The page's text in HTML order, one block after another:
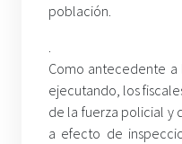
población.
.
Como antecedente a
ejecutando, los
de la fuerza policial y
a efecto de